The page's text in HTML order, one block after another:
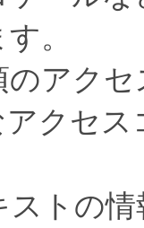
。
のアク
クセ
トの